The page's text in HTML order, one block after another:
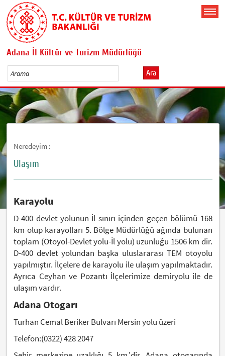
Adana İl Kültür ve Turizm Müdürlüğü
Ara
Neredeyim :
Ulaşım
Karayolu
D-400 devlet yolunun İl sınırı içinden geçen bölümü 168
km olup karayolları 5. Bölge Müdürlüğü ağında bulunan
toplam (Otoyol-Devlet yolu-İl yolu) uzunluğu 1506 km dir.
D-400 devlet yolundan başka uluslararası TEM otoyolu
yapılmıştır. İlçelere de karayolu ile ulaşım yapılmaktadır.
Ayrıca Ceyhan ve Pozantı İlçelerimize demiryolu ile de
ulaşım vardır.
Adana Otogarı
Turhan Cemal Beriker Bulvarı Mersin yolu üzeri
Telefon:(0322) 428 2047